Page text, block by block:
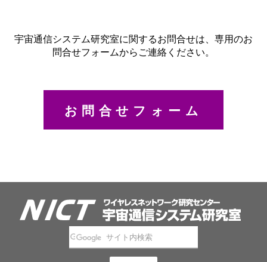
宇宙通信システム研究室に関するお問合せは、専用のお
問合せフォームからご連絡ください。
お問合せフォーム